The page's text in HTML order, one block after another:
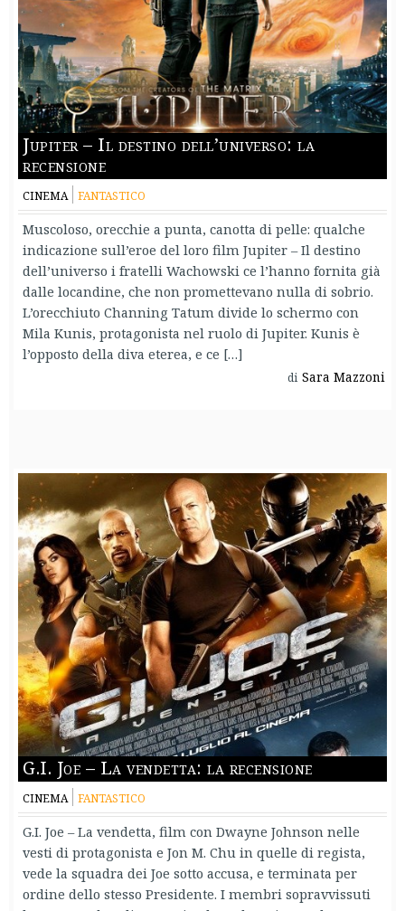
Jupiter – Il destino dell’universo: la
recensione
CINEMA FANTASTICO
Muscoloso, orecchie a punta, canotta di pelle: qualche
indicazione sull’eroe del loro film Jupiter – Il destino
dell’universo i fratelli Wachowski ce l’hanno fornita già
dalle locandine, che non promettevano nulla di sobrio.
L’orecchiuto Channing Tatum divide lo schermo con
Mila Kunis, protagonista nel ruolo di Jupiter. Kunis è
l’opposto della diva eterea, e ce […]
di Sara Mazzoni
G.I. Joe – La vendetta: la recensione
CINEMA FANTASTICO
G.I. Joe – La vendetta, film con Dwayne Johnson nelle
vesti di protagonista e Jon M. Chu in quelle di regista,
vede la squadra dei Joe sotto accusa, e terminata per
ordine dello stesso Presidente. I membri sopravvissuti